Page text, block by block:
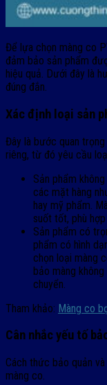
Để lựa chọn màng co
đảm bảo sản phẩm
hiệu quả. Dưới đây là
đúng đắn.
Xác định loại sản
Đây là bước quan
riêng, từ đó yêu cầu
Sản phẩm
các mặt hàng
hay mỹ phẩm.
suốt tốt, phù
Sản phẩm có
phẩm có hình
chọn loại màng
bảo màng
chuyển.
Tham khảo: Màng co
Cân nhắc yếu tố
Cách thức bảo quản
màng co.